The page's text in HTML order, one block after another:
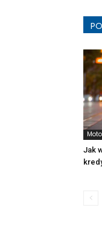
Jak